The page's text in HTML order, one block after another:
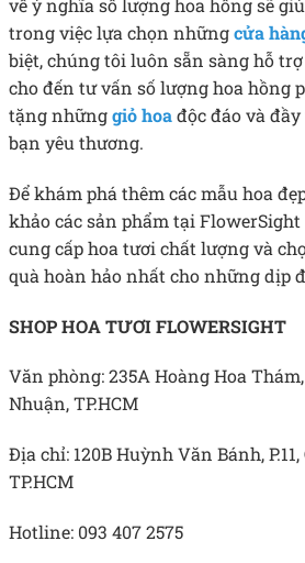
về ý nghĩa số lượng hoa hồng sẽ
trong việc lựa chọn nhữngcửa
biệt, chúng tôi luôn sẵn sàng hỗ
cho đến tư vấn số lượng hoa hồng
tặng nhữnggiỏ hoađộc đáo và
bạn yêu thương.
Để khám phá thêm các mẫu hoa
khảo các sản phẩm tại FlowerSight
cung cấp hoa tươi chất lượng và
quà hoàn hảo nhất cho những dịp
SHOP HOA TƯƠI FLOWERSIGHT
Văn phòng: 235A Hoàng Hoa Thám,
Nhuận, TP.HCM
Địa chỉ: 120B Huỳnh Văn Bánh,
TP.HCM
Hotline: 093 407 2575